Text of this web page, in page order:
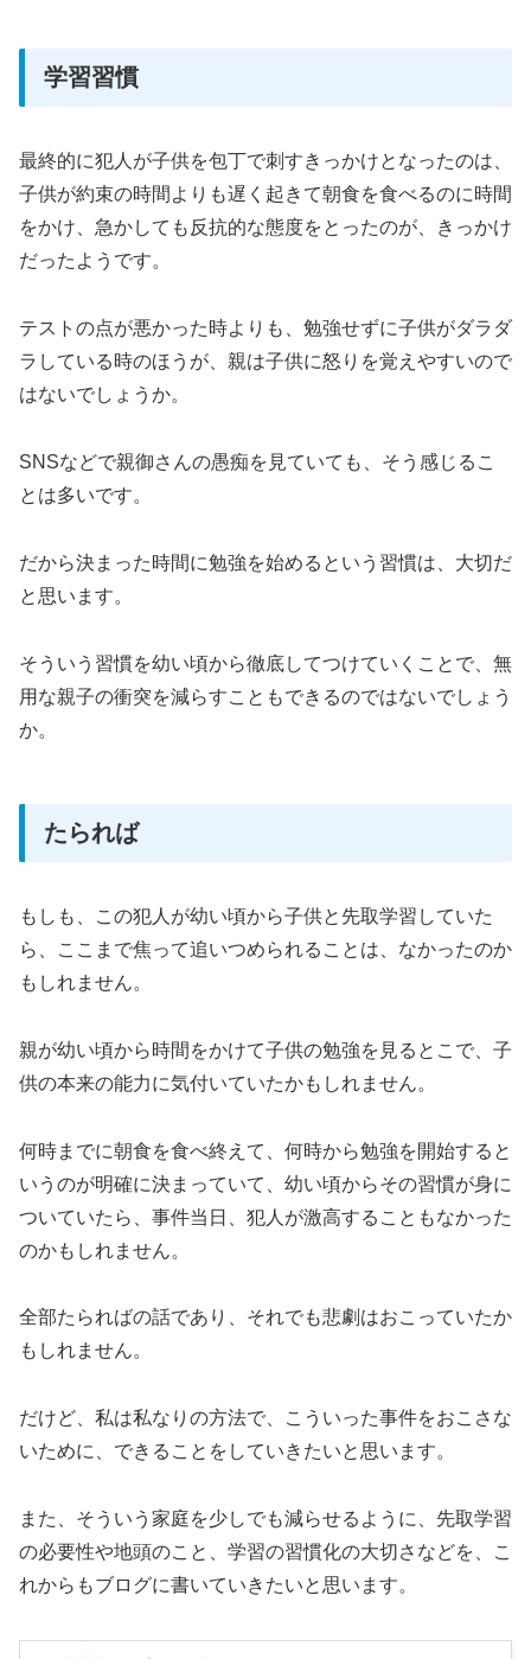
学習習慣
最終的に犯人が子供を包丁で刺すきっかけとなったのは、
子供が約束の時間よりも遅く起きて朝食を食べるのに時間
をかけ、急かしても反抗的な態度をとったのが、きっかけ
だったようです。
テストの点が悪かった時よりも、勉強せずに子供がダラダ
ラしている時のほうが、親は子供に怒りを覚えやすいので
はないでしょうか。
SNSなどで親御さんの愚痴を見ていても、そう感じるこ
とは多いです。
だから決まった時間に勉強を始めるという習慣は、大切だ
と思います。
そういう習慣を幼い頃から徹底してつけていくことで、無
用な親子の衝突を減らすこともできるのではないでしょう
か。
たられば
もしも、この犯人が幼い頃から子供と先取学習していた
ら、ここまで焦って追いつめられることは、なかったのか
もしれません。
親が幼い頃から時間をかけて子供の勉強を見るとこで、子
供の本来の能力に気付いていたかもしれません。
何時までに朝食を食べ終えて、何時から勉強を開始すると
いうのが明確に決まっていて、幼い頃からその習慣が身に
ついていたら、事件当日、犯人が激高することもなかった
のかもしれません。
全部たらればの話であり、それでも悲劇はおこっていたか
もしれません。
だけど、私は私なりの方法で、こういった事件をおこさな
いために、できることをしていきたいと思います。
また、そういう家庭を少しでも減らせるように、先取学習
の必要性や地頭のこと、学習の習慣化の大切さなどを、こ
れからもブログに書いていきたいと思います。